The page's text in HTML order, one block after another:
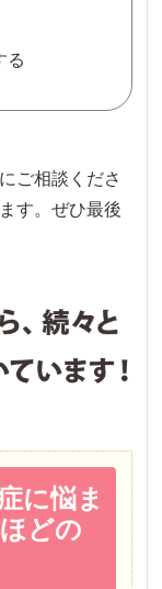
る
ご相談くださ
す。ぜひ最後
に悩ま
どの